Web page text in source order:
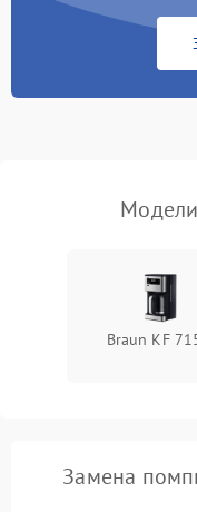
Braun KF
Замена